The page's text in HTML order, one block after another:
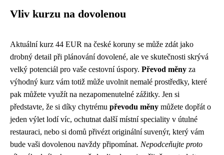
Vliv kurzu na dovolenou
Aktuální kurz 44 EUR na české koruny se může zdát jako
drobný detail při plánování dovolené, ale ve skutečnosti skrývá
velký potenciál pro vaše cestovní úspory. Převod měny za
výhodný kurz vám totiž může uvolnit nemalé prostředky, které
pak můžete využít na nezapomenutelné zážitky. Jen si
představte, že si díky chytrému převodu měny můžete dopřát o
jeden výlet lodí víc, ochutnat další místní speciality v útulné
restauraci, nebo si domů přivézt originální suvenýr, který vám
bude vaši dovolenou navždy připomínat. Nepodceňujte proto